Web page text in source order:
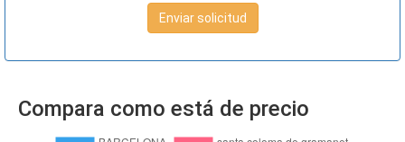
Enviar solicitud
Compara como está de precio